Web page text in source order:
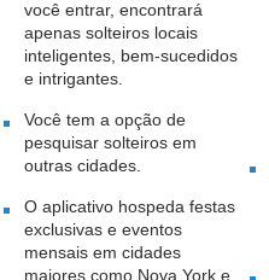
você entrar, encontrará
apenas solteiros locais
inteligentes, bem-sucedidos
e intrigantes.
Você tem a opção de
pesquisar solteiros em
outras cidades.
O aplicativo hospeda festas
exclusivas e eventos
mensais em cidades
maiores como Nova York e